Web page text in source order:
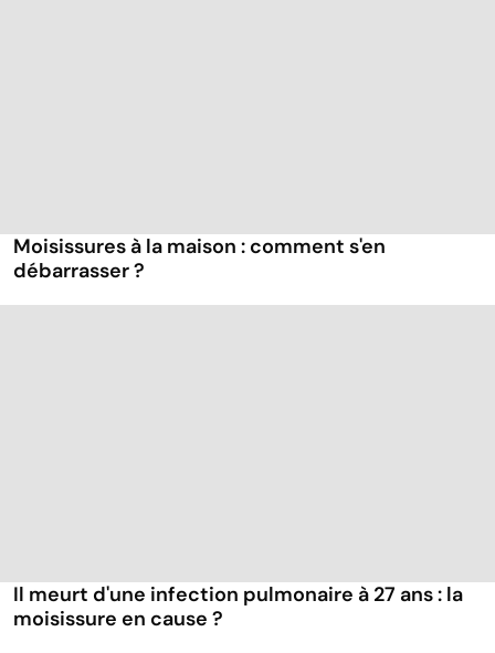
Moisissures à la maison : comment s'en
débarrasser ?
Il meurt d'une infection pulmonaire à 27 ans : la
moisissure en cause ?